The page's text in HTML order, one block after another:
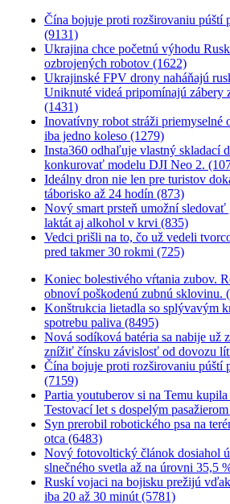
Čína bojuje proti rozširovaniu púští
(9131)
Ukrajina chce početnú výhodu
ozbrojených robotov (1622)
Ukrajinské FPV drony naháňajú
Uniknuté videá pripomínajú zábery
(1431)
Inovatívny robot stráži priemyselné
iba jedno koleso (1279)
Insta360 odhaľuje vlastný skladací
konkurovať modelu DJI Neo 2.
Ideálny dron nie len pre turistov
táborisko až 24 hodín (873)
Nový smart prsteň umožní
laktát aj alkohol v krvi (835)
Vedci prišli na to, čo už vedeli
pred takmer 30 rokmi (725)
Koniec bolestivého vŕtania zubov.
obnoví poškodenú zubnú sklovinu.
Konštrukcia lietadla so splývavým
spotrebu paliva (8495)
Nová sodíková batéria sa nabije už
znížiť čínsku závislosť od dovozu
Čína bojuje proti rozširovaniu púští
(7159)
Partia youtuberov si na Temu
Testovací let s dospelým
Syn prerobil robotického psa na
otca (6483)
Nový fotovoltický článok dosiahol
slnečného svetla až na úrovni 35,5
Ruskí vojaci na bojisku prežijú
iba 20 až 30 minút (5781)